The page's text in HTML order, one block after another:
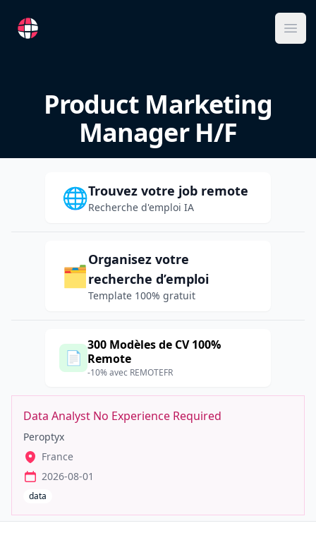
RemoteFR
Product Marketing
Manager H/F
🌐Trouvez votre job remote
Recherche d'emploi IA
🗂️
Organisez votre
recherche d’emploi
Template 100% gratuit
📄
300 Modèles de CV 100%
Remote
-10% avec REMOTEFR
Data Analyst No Experience Required
Peroptyx
France
2026-08-01
data